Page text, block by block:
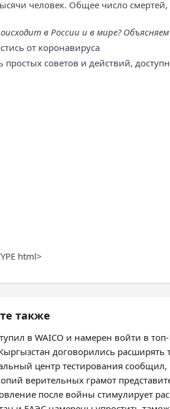
человек. Общее число
в России и в мире?
от коронавируса
простых советов и действий,
html>
также
в WAICO и намерен войти в
договорились
центр тестирования
верительных грамот
после войны стимулирует